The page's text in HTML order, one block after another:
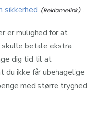
sikkerhed .
er mulighed for at
betale ekstra
dig tid til at
du ikke får ubehagelige
med større tryghed